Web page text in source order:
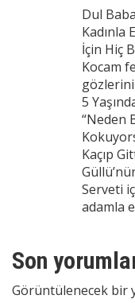
Dul
Kadınla
İçin Hiç
Kocam
gözlerini
5
“Neden
Kaçıp
Serveti
adamla
Son
Görüntülenecek bir